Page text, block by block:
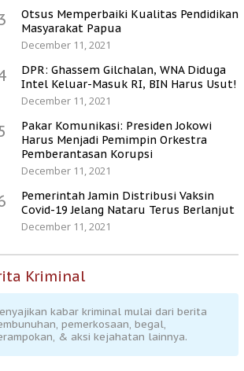
Otsus Memperbaiki Kualitas Pendidikan
Masyarakat Papua
December 11, 2021
DPR: Ghassem Gilchalan, WNA Diduga
Intel Keluar-Masuk RI, BIN Harus Usut!
December 11, 2021
Pakar Komunikasi: Presiden Jokowi
Harus Menjadi Pemimpin Orkestra
Pemberantasan Korupsi
December 11, 2021
Pemerintah Jamin Distribusi Vaksin
Covid-19 Jelang Nataru Terus Berlanjut
December 11, 2021
Kriminal
kabar kriminal mulai dari berita
pemerkosaan, begal,
& aksi kejahatan lainnya.